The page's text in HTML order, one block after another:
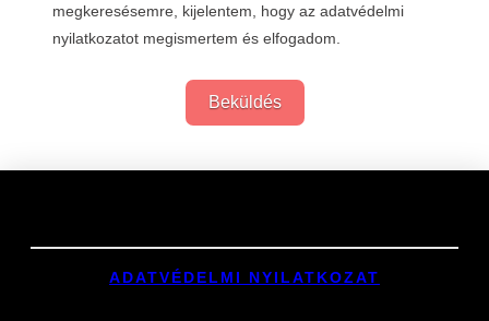
megkeresésemre, kijelentem, hogy az adatvédelmi
nyilatkozatot megismertem és elfogadom.
Beküldés
ADATVÉDELMI NYILATKOZAT